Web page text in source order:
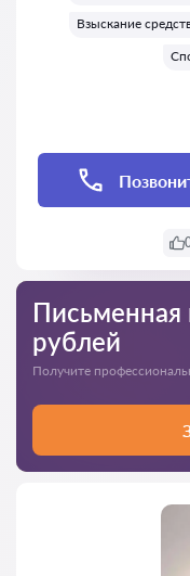
Взыскание
Письменная
рублей
Получите